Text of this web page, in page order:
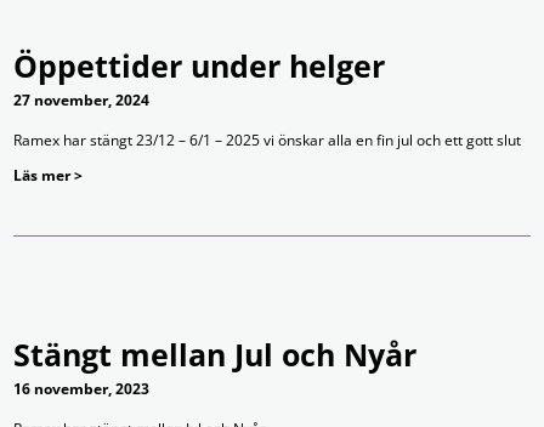
Öppettider under helger
27 november, 2024
Ramex har stängt 23/12 – 6/1 – 2025 vi önskar alla en fin jul och ett gott slut
Läs mer >
Stängt mellan Jul och Nyår
16 november, 2023